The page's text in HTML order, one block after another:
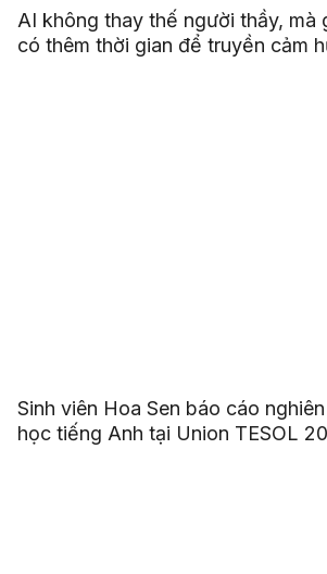
AI không thay thế người thầy, mà
có thêm thời gian để truyền cảm
Sinh viên Hoa Sen báo cáo
học tiếng Anh tại Union TESOL